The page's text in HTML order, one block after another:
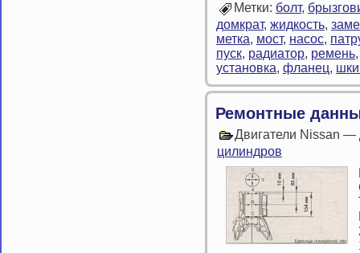
Метки: болт,
домкрат, жидкость,
метка, мост, насос,
пуск, радиатор, ремень
установка, фланец,
Ремонтные
Двигатели Nissan —
цилиндров